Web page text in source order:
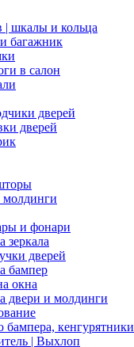
| шкалы и кольца
багажник
в салон
дверей
дверей
и фонари
зеркала
дверей
бампер
окна
двери и молдинги
бампера, кенгурятники
| Выхлоп